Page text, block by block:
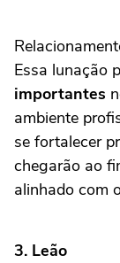
Essa lunação
importantes
ambiente
se fortalecer
chegarão ao
alinhado com
3. Leão